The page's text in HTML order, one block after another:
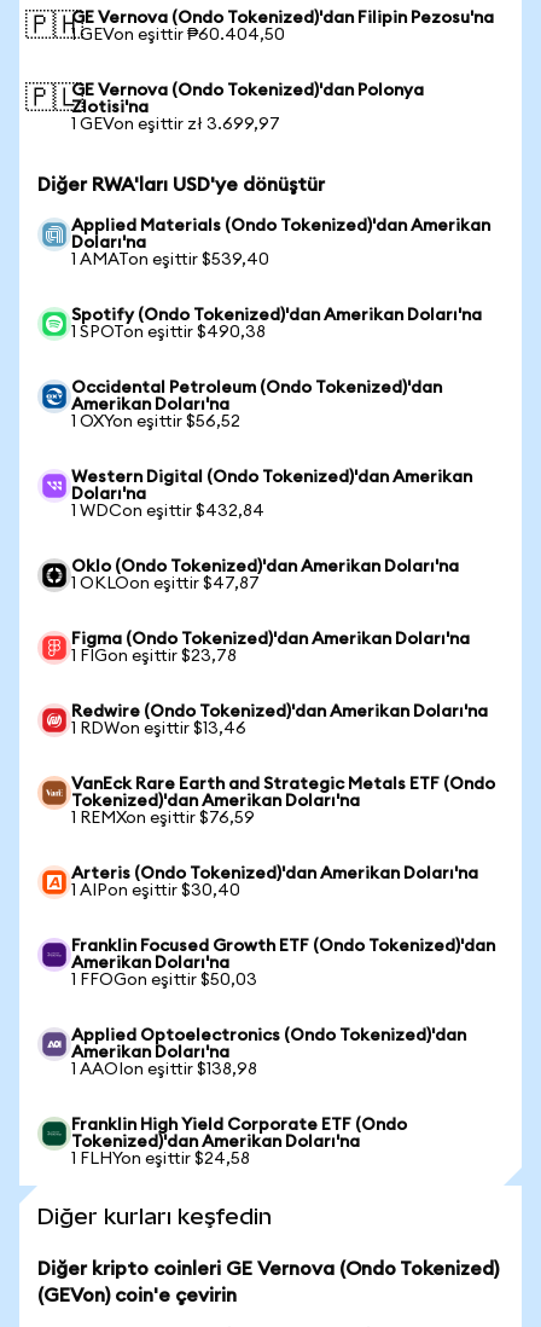
🇵🇭GE Vernova (Ondo Tokenized)'dan Filipin Pezosu'na
1 GEVon eşittir ₱60.404,50
🇵🇱GE Vernova (Ondo Tokenized)'dan Polonya
Zlotisi'na
1 GEVon eşittir zł 3.699,97
Diğer RWA'ları USD'ye dönüştür
Applied Materials (Ondo Tokenized)'dan Amerikan
Doları'na
1 AMATon eşittir $539,40
Spotify (Ondo Tokenized)'dan Amerikan Doları'na
1 SPOTon eşittir $490,38
Occidental Petroleum (Ondo Tokenized)'dan
Amerikan Doları'na
1 OXYon eşittir $56,52
Western Digital (Ondo Tokenized)'dan Amerikan
Doları'na
1 WDCon eşittir $432,84
Oklo (Ondo Tokenized)'dan Amerikan Doları'na
1 OKLOon eşittir $47,87
Figma (Ondo Tokenized)'dan Amerikan Doları'na
1 FIGon eşittir $23,78
Redwire (Ondo Tokenized)'dan Amerikan Doları'na
1 RDWon eşittir $13,46
VanEck Rare Earth and Strategic Metals ETF (Ondo
Tokenized)'dan Amerikan Doları'na
1 REMXon eşittir $76,59
Arteris (Ondo Tokenized)'dan Amerikan Doları'na
1 AIPon eşittir $30,40
Franklin Focused Growth ETF (Ondo Tokenized)'dan
Amerikan Doları'na
1 FFOGon eşittir $50,03
Applied Optoelectronics (Ondo Tokenized)'dan
Amerikan Doları'na
1 AAOIon eşittir $138,98
Franklin High Yield Corporate ETF (Ondo
Tokenized)'dan Amerikan Doları'na
1 FLHYon eşittir $24,58
Diğer kurları keşfedin
Diğer kripto coinleri GE Vernova (Ondo Tokenized)
(GEVon) coin'e çevirin